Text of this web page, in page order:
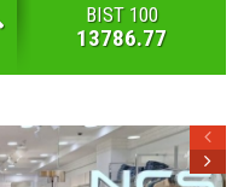
BIST 100
13786.77